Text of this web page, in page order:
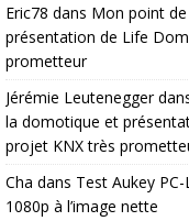
Eric78 dans Mon point
présentation de Life
prometteur
Jérémie Leutenegger
la domotique et
projet KNX très
Cha dans Test Aukey
1080p à l’image nette